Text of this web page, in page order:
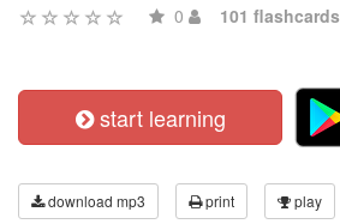
0 101 flashcards
start learning
download mp3 print play